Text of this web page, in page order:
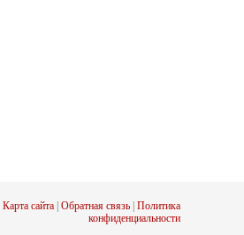
Карта сайта Обратная связь Политика
конфиденциальности